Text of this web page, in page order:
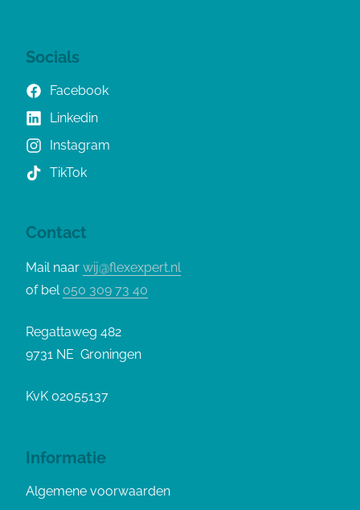
Socials
Facebook
Linkedin
Instagram
TikTok
Contact
Mail naar wij@flexexpert.nl
of bel 050 309 73 40
Regattaweg 482
9731 NE Groningen
KvK 02055137
Informatie
Algemene voorwaarden